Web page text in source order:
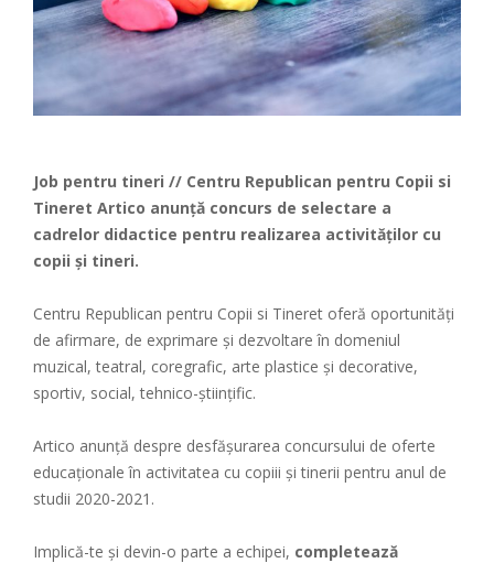
Job pentru tineri // Centru Republican pentru Copii si
Tineret Artico anunță concurs de selectare a
cadrelor didactice pentru realizarea activităților cu
copii și tineri.
Centru Republican pentru Copii si Tineret oferă oportunități
de afirmare, de exprimare și dezvoltare în domeniul
muzical, teatral, coregrafic, arte plastice și decorative,
sportiv, social, tehnico-științific.
Artico anunță despre desfășurarea concursului de oferte
educaționale în activitatea cu copiii și tinerii pentru anul de
studii 2020-2021.
Implică-te și devin-o parte a echipei, completează